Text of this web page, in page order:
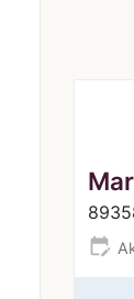
edit_calendar